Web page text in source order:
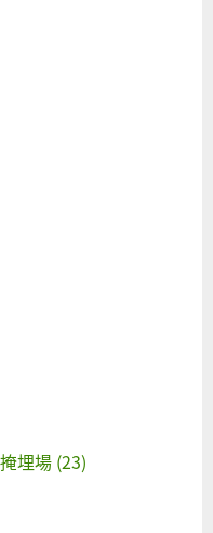
埋場 (23)